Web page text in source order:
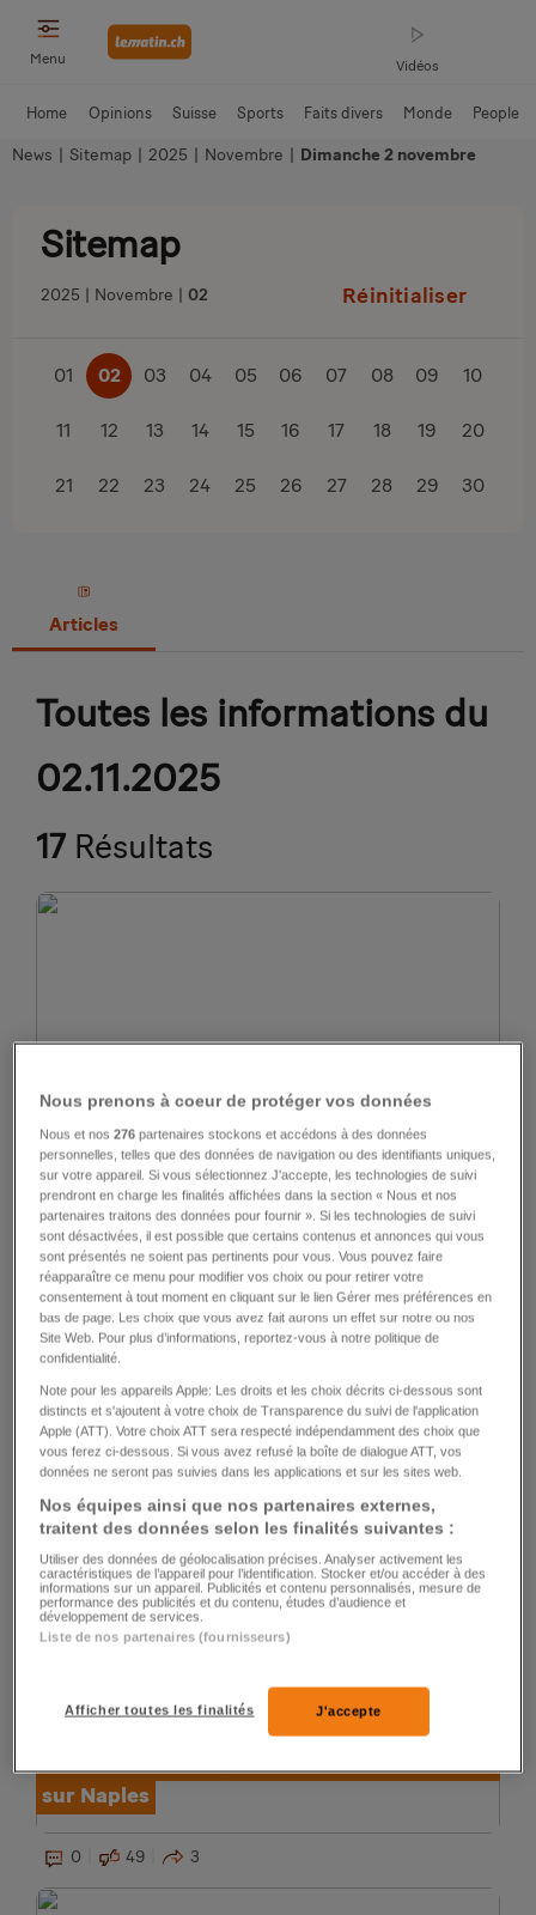
Menu
Home Opinions Suisse Sports Faits divers Monde People
Vidéos
News | Sitemap | 2025 | Novembre | Dimanche 2 novembre
Sitemap
2025 Novembre 02 Réinitialiser
01 02 03 04 05 06 07 08 09 10
11 12 13 14 15 16 17 18 19 20
21 22 23 24 25 26 27 28 29 30
Articles
Toutes les informations du
02.11.2025
17 Résultats
Le plus vieux champion olympique s'en est
allé à 101 ans
0 77 5
sur Naples
0 49 3
PUBLICITÉ
Nous prenons à coeur de protéger vos données
Nous et nos276 partenaires stockons et accédons à des données
personnelles, telles que des données de navigation ou des identifiants uniques,
sur votre appareil. Si vous sélectionnez J'accepte, les technologies de suivi
prendront en charge les finalités affichées dans la section « Nous et nos
partenaires traitons des données pour fournir ». Si les technologies de suivi
sont désactivées, il est possible que certains contenus et annonces qui vous
sont présentés ne soient pas pertinents pour vous. Vous pouvez faire
réapparaître ce menu pour modifier vos choix ou pour retirer votre
consentement à tout moment en cliquant sur le lien Gérer mes préférences en
bas de page. Les choix que vous avez fait aurons un effet sur notre ou nos
Site Web. Pour plus d’informations, reportez-vous à notre politique de
confidentialité.
Note pour les appareils Apple: Les droits et les choix décrits ci-dessous sont
distincts et s'ajoutent à votre choix de Transparence du suivi de l'application
Apple (ATT). Votre choix ATT sera respecté indépendamment des choix que
vous ferez ci-dessous. Si vous avez refusé la boîte de dialogue ATT, vos
données ne seront pas suivies dans les applications et sur les sites web.
Nos équipes ainsi que nos partenaires externes,
traitent des données selon les finalités suivantes :
Utiliser des données de géolocalisation précises. Analyser activement les
caractéristiques de l’appareil pour l’identification. Stocker et/ou accéder à des
informations sur un appareil. Publicités et contenu personnalisés, mesure de
performance des publicités et du contenu, études d’audience et
développement de services.
Liste de nos partenaires (fournisseurs)
Afficher toutes les finalités J'accepte